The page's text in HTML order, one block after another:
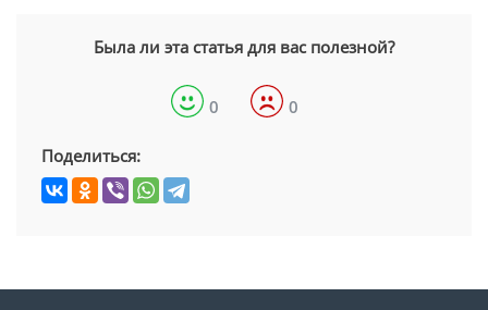
Была ли эта статья для вас полезной?
0 0
Поделиться: